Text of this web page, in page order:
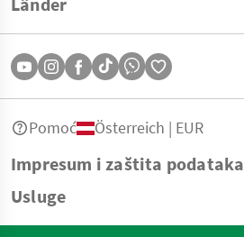
Impresum i zaštita podataka
Usluge
Pomoć Österreich | EUR